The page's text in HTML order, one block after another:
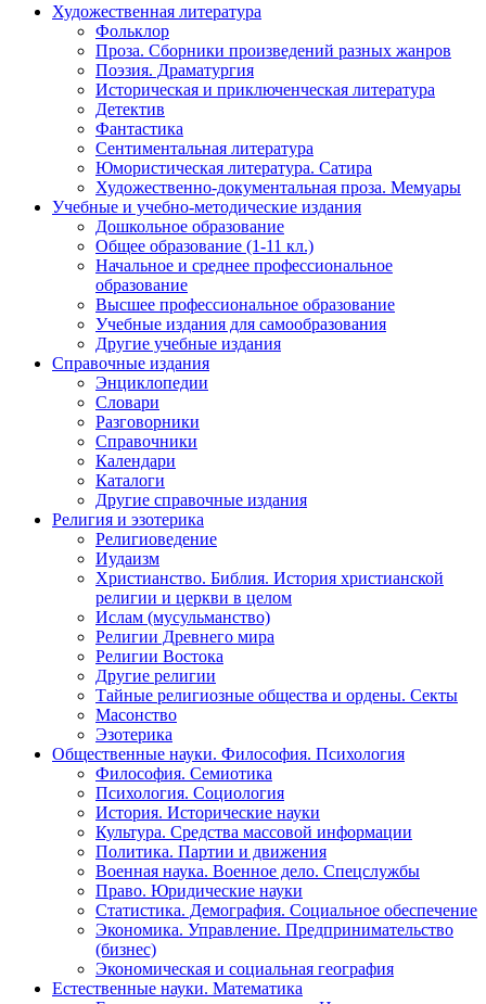
Художественная литература
Фольклор
Проза. Сборники произведений разных жанров
Поэзия. Драматургия
Историческая и приключенческая литература
Детектив
Фантастика
Сентиментальная литература
Юмористическая литература. Сатира
Художественно-документальная проза. Мемуары
Учебные и учебно-методические издания
Дошкольное образование
Общее образование (1-11 кл.)
Начальное и среднее профессиональное
образование
Высшее профессиональное образование
Учебные издания для самообразования
Другие учебные издания
Справочные издания
Энциклопедии
Словари
Разговорники
Справочники
Календари
Каталоги
Другие справочные издания
Религия и эзотерика
Религиоведение
Иудаизм
Христианство. Библия. История христианской
религии и церкви в целом
Ислам (мусульманство)
Религии Древнего мира
Религии Востока
Другие религии
Тайные религиозные общества и ордены. Секты
Масонство
Эзотерика
Общественные науки. Философия. Психология
Философия. Семиотика
Психология. Социология
История. Исторические науки
Культура. Средства массовой информации
Политика. Партии и движения
Военная наука. Военное дело. Спецслужбы
Право. Юридические науки
Статистика. Демография. Социальное обеспечение
Экономика. Управление. Предпринимательство
(бизнес)
Экономическая и социальная география
Естественные науки. Математика